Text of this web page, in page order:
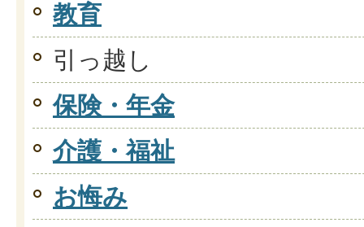
教育
引っ越し
保険・年金
介護・福祉
お悔み